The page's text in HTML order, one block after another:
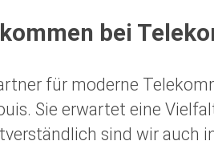
bei
für moderne
Sie erwartet eine
sind wir auch